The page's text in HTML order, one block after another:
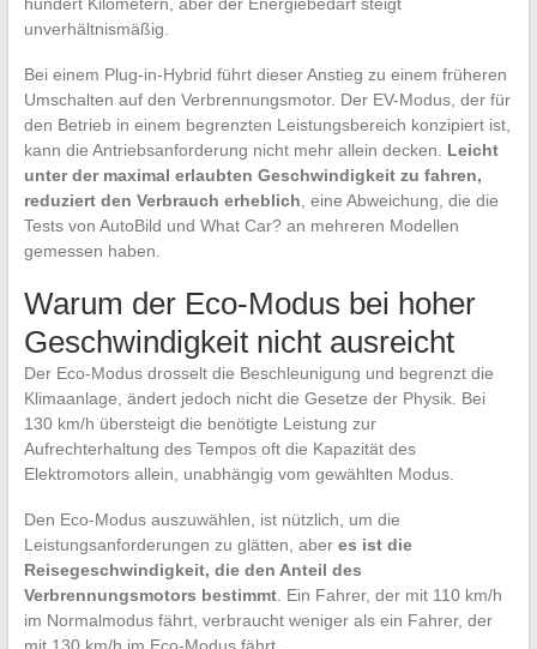
unverhältnismäßig.
Bei einem Plug-in-Hybrid führt dieser Anstieg zu einem früheren
Umschalten auf den Verbrennungsmotor. Der EV-Modus, der für
den Betrieb in einem begrenzten Leistungsbereich konzipiert ist,
kann die Antriebsanforderung nicht mehr allein decken. Leicht
unter der maximal erlaubten Geschwindigkeit zu fahren,
reduziert den Verbrauch erheblich , eine Abweichung, die die
Tests von AutoBild und What Car? an mehreren Modellen
gemessen haben.
Warum der Eco-Modus bei hoher
Geschwindigkeit nicht ausreicht
Der Eco-Modus drosselt die Beschleunigung und begrenzt die
Klimaanlage, ändert jedoch nicht die Gesetze der Physik. Bei
130 km/h übersteigt die benötigte Leistung zur
Aufrechterhaltung des Tempos oft die Kapazität des
Elektromotors allein, unabhängig vom gewählten Modus.
Den Eco-Modus auszuwählen, ist nützlich, um die
Leistungsanforderungen zu glätten, aber es ist die
Reisegeschwindigkeit, die den Anteil des
Verbrennungsmotors bestimmt. Ein Fahrer, der mit 110 km/h
im Normalmodus fährt, verbraucht weniger als ein Fahrer, der